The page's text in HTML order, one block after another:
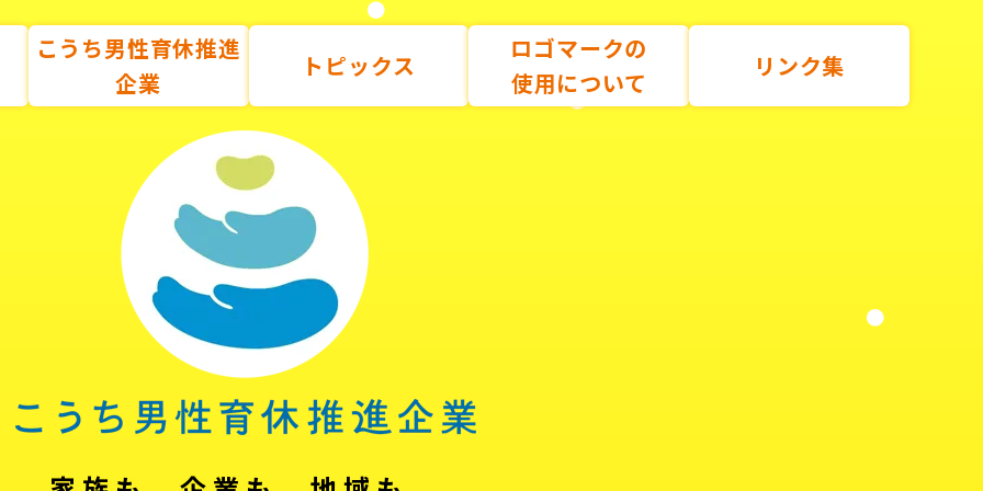
こうち男性育休推進
企業
トピックス
ロゴマークの
使用について
リンク集